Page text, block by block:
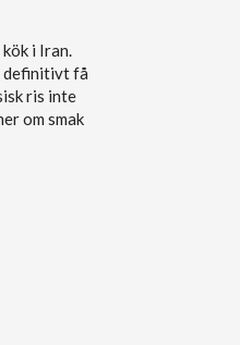
i Iran.
definitivt få
ris inte
om smak